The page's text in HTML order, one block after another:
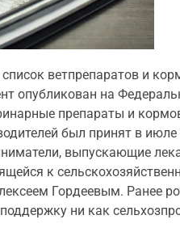
ветпрепаратов и
опубликован на
препараты и
был принят в
выпускающие
к
Гордеевым. Ранее
ни как